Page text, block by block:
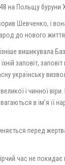
на Польщу буруни
Шевченко, і
до нового життя.
вишикувала
заповіт,
українську
і чинної
в ім’я її
перед
час не покидає